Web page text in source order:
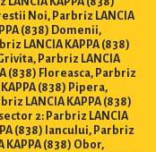
Noi, Parbriz LANCIA
(838) Domenii,
LANCIA KAPPA (838)
Parbriz LANCIA
(838) Floreasca, Parbriz
(838) Pipera,
LANCIA KAPPA (838)
2: Parbriz LANCIA
(838) Iancului, Parbriz
KAPPA (838) Obor,